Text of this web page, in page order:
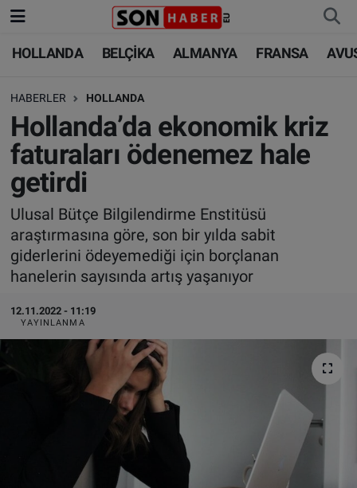
HOLLANDA BELÇİKA ALMANYA FRANSA
HABERLER HOLLANDA
Hollanda’da ekonomik kriz
faturaları ödenemez hale
getirdi
Ulusal Bütçe Bilgilendirme Enstitüsü
araştırmasına göre, son bir yılda sabit
giderlerini ödeyemediği için borçlanan
hanelerin sayısında artış yaşanıyor
12.11.2022 - 11:19
YAYINLANMA
HOLLANDA
BELÇİKA
ALMANYA
FRANSA
AVUSTURYA
SAĞLIK - YAŞAM
BİLİM-TEKNOLOJİ
HOLLANDA
BELÇİKA
ALMANYA
TÜRKİYE
DÜNYA
BİLİM-TEKNOLOJİ
SAĞLIK
FOTO GALERİ
VIDEO GALERİ
ALGEMENE VOORWAARDEN
CONTACT
Nöbetçi Eczaneler
Hava Durumu
Trafik Durumu
Süper Lig Puan Durumu ve Fikstür
Tüm Manşetler
Son Dakika Haberleri
Haber Arşivi